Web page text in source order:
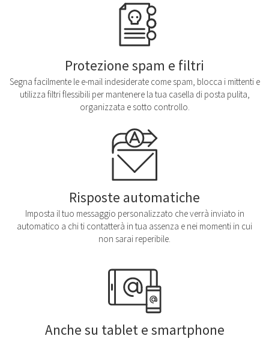
Protezione spam e filtri
Segna facilmente le e-mail indesiderate come spam, blocca i mittenti e
utilizza filtri flessibili per mantenere la tua casella di posta pulita,
organizzata e sotto controllo.
Risposte automatiche
Imposta il tuo messaggio personalizzato che verrà inviato in
automatico a chi ti contatterà in tua assenza e nei momenti in cui
non sarai reperibile.
Anche su tablet e smartphone